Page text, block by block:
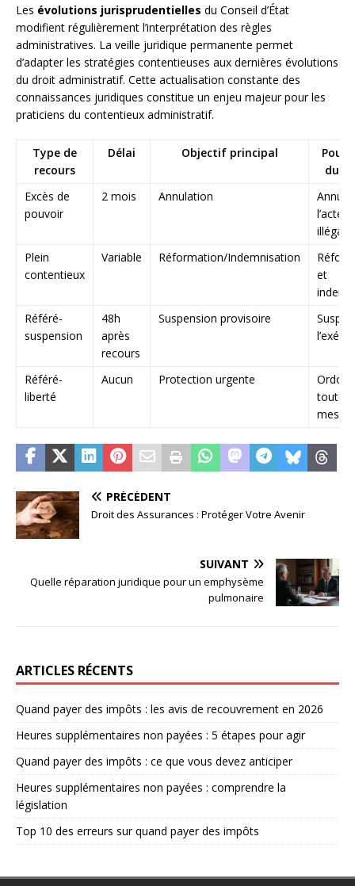
Les évolutions jurisprudentielles du Conseil d’État
modifient régulièrement l’interprétation des règles
administratives. La veille juridique permanente permet
d’adapter les stratégies contentieuses aux dernières évolutions
du droit administratif. Cette actualisation constante des
connaissances juridiques constitue un enjeu majeur pour les
praticiens du contentieux administratif.
Type de
recours
Délai Objectif principal
du
Excès de
pouvoir
2 mois Annulation
Annuler
l’acte
illégal
Plein
contentieux
Variable Réformation/Indemnisation
et
Référé-
suspension
48h
après
recours
Suspension provisoire
Référé-
liberté
Aucun Protection urgente
toute
mesure
PRÉCÉDENT
Droit des Assurances : Protéger Votre Avenir
SUIVANT
Quelle réparation juridique pour un emphysème
pulmonaire
ARTICLES RÉCENTS
Quand payer des impôts : les avis de recouvrement en 2026
Heures supplémentaires non payées : 5 étapes pour agir
Quand payer des impôts : ce que vous devez anticiper
Heures supplémentaires non payées : comprendre la
législation
Top 10 des erreurs sur quand payer des impôts